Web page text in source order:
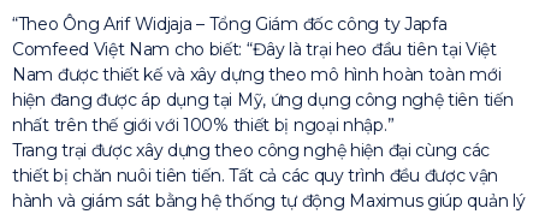
Theo Ông Arif Widjaja – Tổng Giám đốc công ty Japfa
Comfeed Việt Nam cho biết: “Đây là trại heo đầu tiên tại Việt
Nam được thiết kế và xây dựng theo mô hình hoàn toàn mới
hiện đang được áp dụng tại Mỹ, ứng dụng công nghệ tiên tiến
nhất trên thế giới với 100% thiết bị ngoại nhập.
Trang trại được xây dựng theo công nghệ hiện đại cùng các
thiết bị chăn nuôi tiên tiến. Tất cả các quy trình đều được vận
hành và giám sát bằng hệ thống tự động Maximus giúp quản lý